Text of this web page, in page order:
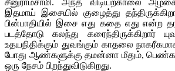
இதமாய் இசையில் குழைத்து
பின்பாதியில் இசை எது கதை எது என்ற தரம்
படத்தோடு கலந்து கரைந்திருக்கிறார்
உதயநிதிக்கும் துவங்கும் காதலை
போது ஆண்களுக்கு தமன்னா மீதும்,
ஒரு நேசம் பிறந்துவிடுகிறது.